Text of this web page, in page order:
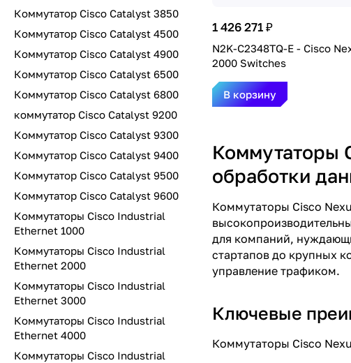
1 426 271 ₽
N2K-C2348TQ-E - Cisco
2000 Switches
В корзину
Коммутаторы
обработки
Коммутаторы Cisco
для компаний,
стартапов до крупных
управление трафиком.
Ключевые
Коммутаторы Cisco
Коммутатор Cisco Catalyst 3850
Коммутатор Cisco Catalyst 4500
Коммутатор Cisco Catalyst 4900
Коммутатор Cisco Catalyst 6500
Коммутатор Cisco Catalyst 6800
коммутатор Cisco Catalyst 9200
Коммутатор Cisco Catalyst 9300
Коммутатор Cisco Catalyst 9400
Коммутатор Cisco Catalyst 9500
Коммутатор Cisco Catalyst 9600
Коммутаторы Cisco Industrial
Ethernet 1000
Коммутаторы Cisco Industrial
Ethernet 2000
Коммутаторы Cisco Industrial
Ethernet 3000
Коммутаторы Cisco Industrial
Ethernet 4000
Коммутаторы Cisco Industrial